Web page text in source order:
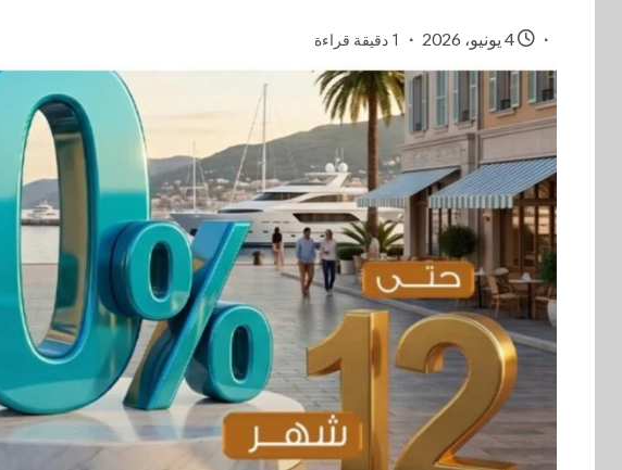
1 دقيقة قراءة